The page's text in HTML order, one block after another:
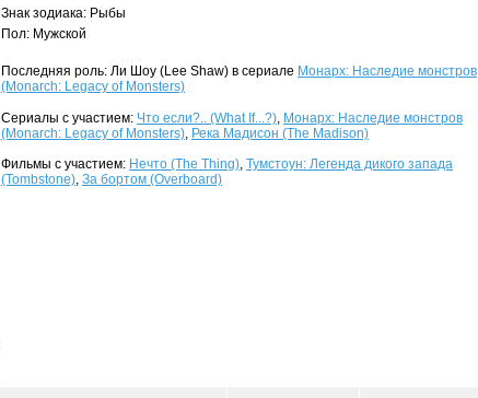
Знак зодиака: Рыбы
Пол: Мужской
Последняя роль: Ли Шоу (Lee Shaw) в сериале Монарх: Наследие монстров
(Monarch: Legacy of Monsters)
Сериалы с участием: Что если?.. (What If...?), Монарх: Наследие монстров
(Monarch: Legacy of Monsters), Река Мадисон (The Madison)
Фильмы с участием: Нечто (The Thing), Тумстоун: Легенда дикого запада
(Tombstone), За бортом (Overboard)